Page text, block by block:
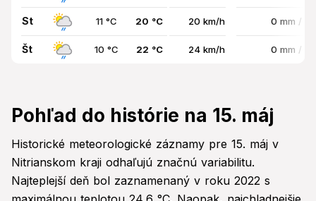
St 11 °C 20 °C 20 km/h 0 mm /
Št 10 °C 22 °C 24 km/h 0 mm /
Pohľad do histórie na 15. máj
Historické meteorologické záznamy pre 15. máj v
Nitrianskom kraji odhaľujú značnú variabilitu.
Najteplejší deň bol zaznamenaný v roku 2022 s